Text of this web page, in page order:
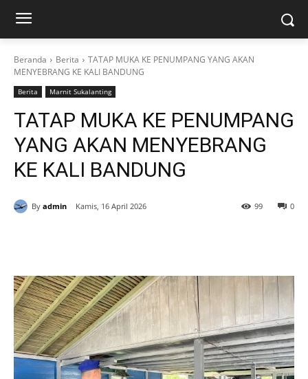
Beranda Berita
TATAP MUKA KE PENUMPANG YANG AKAN
MENYEBRANG KE KALI BANDUNG
Berita Marnit Sukalanting
TATAP MUKA KE PENUMPANG
YANG AKAN MENYEBRANG
KE KALI BANDUNG
By admin Kamis, 16 April 2026 0
99